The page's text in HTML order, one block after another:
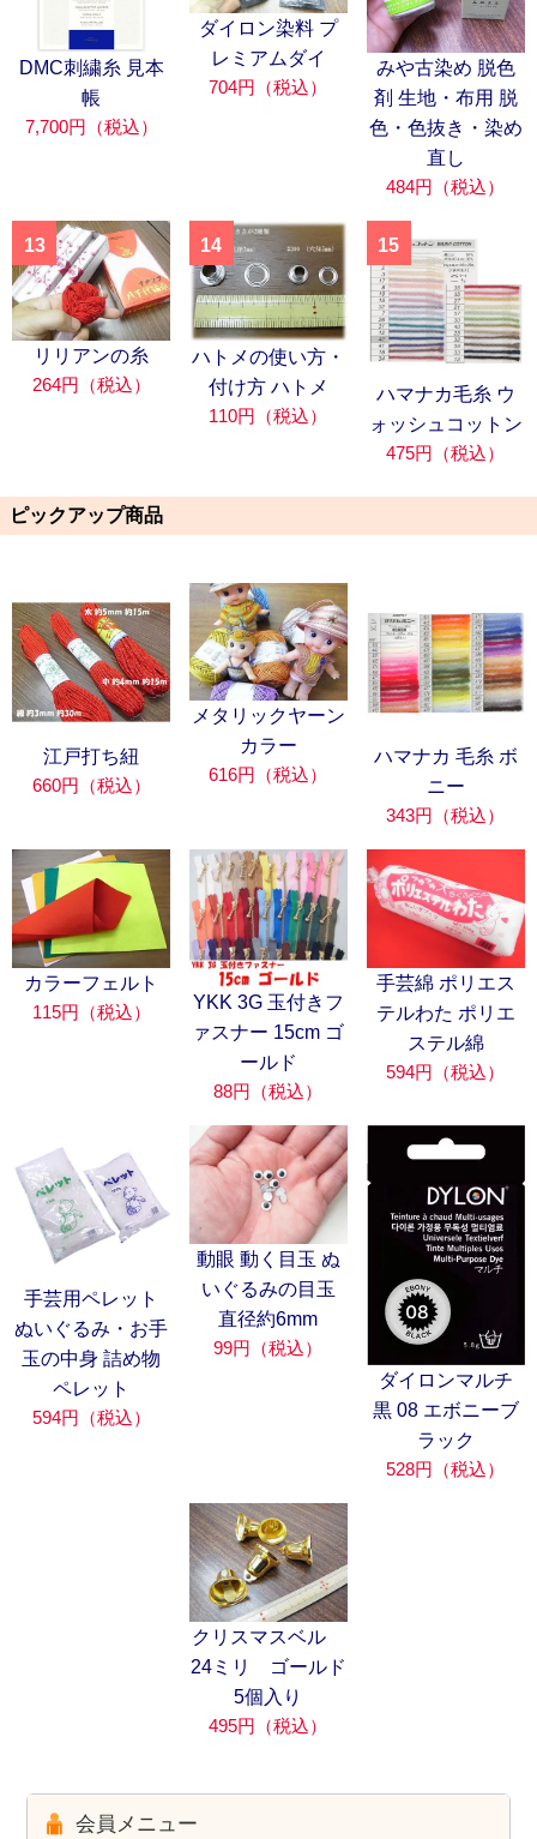
DMC刺繍糸 見本
帳
7,700円（税込）
ダイロン染料 プ
レミアムダイ
704円（税込）
みや古染め 脱色
剤 生地・布用 脱
色・色抜き・染め
直し
484円（税込）
13
リリアンの糸
264円（税込）
14
ハトメの使い方・
付け方 ハトメ
110円（税込）
15
ハマナカ毛糸 ウ
ォッシュコットン
475円（税込）
ピックアップ商品
江戸打ち紐
660円（税込）
メタリックヤーン
カラー
616円（税込）
ハマナカ 毛糸 ボ
ニー
343円（税込）
カラーフェルト
115円（税込）
YKK 3G 玉付きフ
ァスナー 15cm ゴ
ールド
88円（税込）
手芸綿 ポリエス
テルわた ポリエ
ステル綿
594円（税込）
手芸用ペレット
ぬいぐるみ・お手
玉の中身 詰め物
ペレット
594円（税込）
動眼 動く目玉 ぬ
いぐるみの目玉
直径約6mm
99円（税込）
ダイロンマルチ
黒 08 エボニーブ
ラック
528円（税込）
クリスマスベル
24ミリ ゴールド
5個入り
495円（税込）
会員メニュー